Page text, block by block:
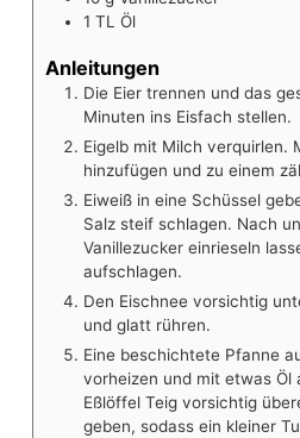
1 TL Öl
Anleitungen
Die Eier trennen und das
Minuten ins Eisfach stellen.
Eigelb mit Milch verquirlen.
hinzufügen und zu einem
Eiweiß in eine Schüssel
Salz steif schlagen. Nach
Vanillezucker einrieseln
aufschlagen.
Den Eischnee vorsichtig
und glatt rühren.
Eine beschichtete Pfanne
vorheizen und mit etwas Öl
Eßlöffel Teig vorsichtig
geben, sodass ein kleiner